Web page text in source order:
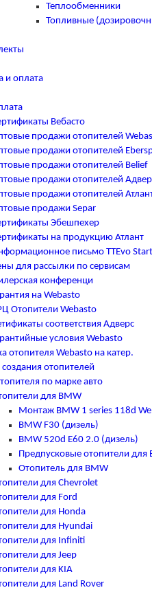
Теплообменники
Топливные
и оплата
Вебасто
продажи отопителей
продажи отопителей
продажи отопителей Belief
продажи отопителей
продажи отопителей
продажи Separ
Эбешпехер
на продукцию Атлант
письмо TTEvo
для рассылки по сервисам
конференци
на Webasto
Отопители Webasto
соответствия Адверс
условия Webasto
отопителя Webasto на катер.
отопителей
по марке авто
для BMW
Монтаж BMW 1 series 118d
BMW F30 (дизель)
BMW 520d E60 2.0 (дизель)
Предпусковые отопители для
Отопитель для BMW
для Chevrolet
для Ford
для Honda
для Hyundai
для Infiniti
для Jeep
для KIA
для Land Rover